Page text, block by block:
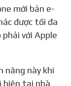
https://vnexpress.net/neu-muon-dung-2-sim-ban-nen-chon-iphone-nao-3808457.html
Canada… và